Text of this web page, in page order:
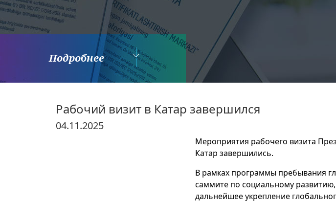
Подробнее
Рабочий визит в Катар завершился
04.11.2025
Мероприятия рабочего визита
Катар завершились.
В рамках программы пребывания
саммите по социальному
дальнейшее укрепление